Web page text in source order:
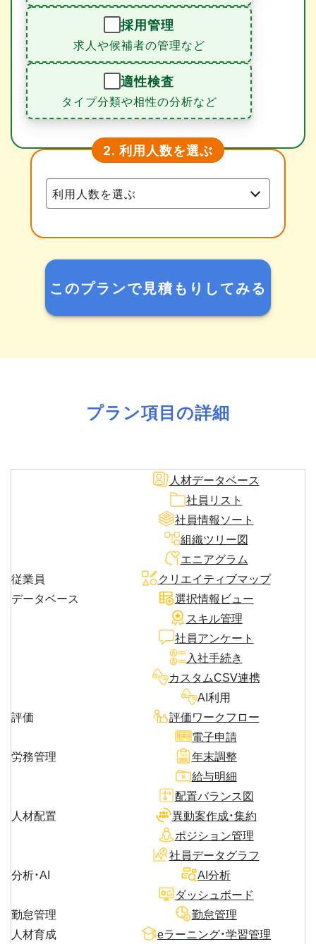
採用管理
求人や候補者の管理など
適性検査
タイプ分類や相性の分析など
2. 利用人数を選ぶ
このプランで見積もりしてみる
プラン項目の詳細
従業員
データベース
人材データベース
社員リスト
社員情報ソート
組織ツリー図
エニアグラム
クリエイティブマップ
選択情報ビュー
スキル管理
社員アンケート
入社手続き
カスタムCSV連携
AI利用
評価
評価ワークフロー
労務管理
電子申請
年末調整
給与明細
人材配置
配置バランス図
異動案作成・集約
ポジション管理
分析・AI
社員データグラフ
AI分析
ダッシュボード
勤怠管理
勤怠管理
人材育成
eラーニング・学習管理